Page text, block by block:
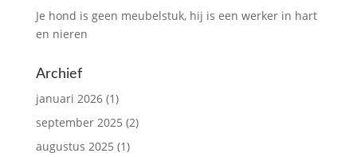
Je hond is geen meubelstuk, hij is een werker in hart
en nieren
Archief
januari 2026(1)
september 2025 (2)
augustus 2025 (1)